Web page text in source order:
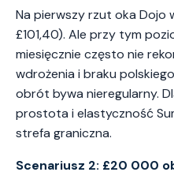
Na pierwszy rzut oka Dojo
£101,40). Ale przy tym
miesięcznie często nie
wdrożenia i braku
obrót bywa nieregularny.
prostota i elastyczność
strefa graniczna.
Scenariusz 2: £20 000